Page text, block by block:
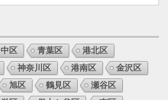
中区 青葉区
港北区
神奈川区 港南区
金沢区
旭区 鶴見区
瀬谷区